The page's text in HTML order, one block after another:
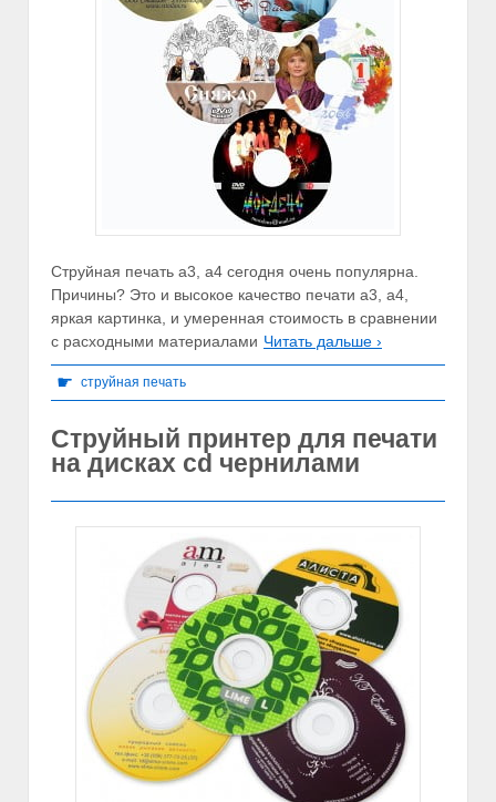
Струйная печать а3, а4 сегодня очень популярна.
Причины? Это и высокое качество печати а3, а4,
яркая картинка, и умеренная стоимость в сравнении
с расходными материалами Читать дальше ›
☛ струйная печать
Струйный принтер для печати
на дисках cd чернилами